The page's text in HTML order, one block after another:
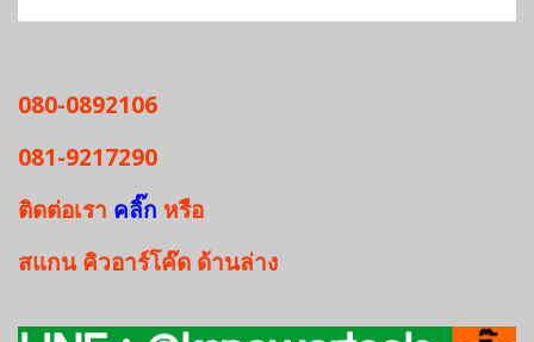
080-0892106
081-9217290
ติดต่อเรา คลิ๊ก หรือ
สแกนคิวอาร์โค๊ด ด้านล่าง